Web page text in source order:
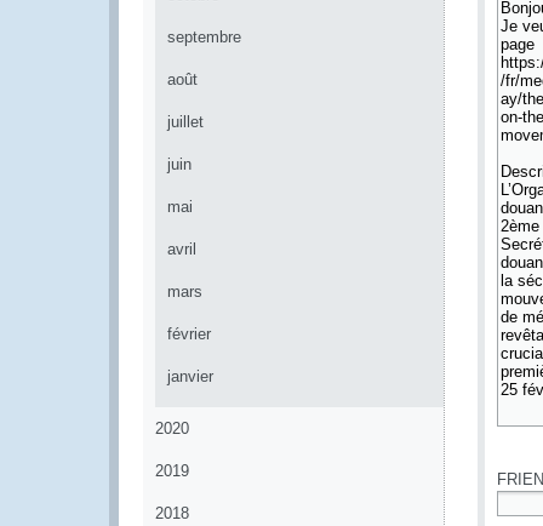
septembre
août
juillet
juin
mai
avril
mars
février
janvier
2020
2019
2018